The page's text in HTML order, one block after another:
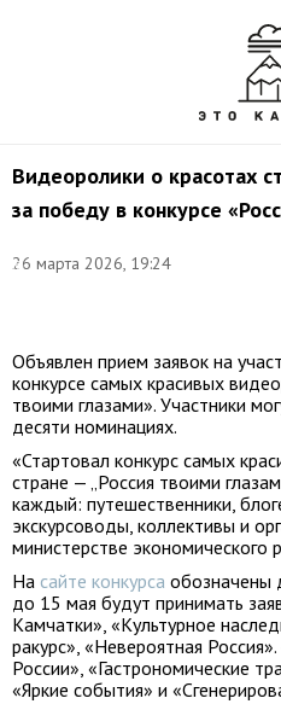
Видеоролики о красотах
за победу в конкурсе
26 марта 2026, 19:24
©
Объявлен прием заявок на
конкурсе самых красивых
твоими глазами». Участники
десяти номинациях.
«Стартовал конкурс самых
стране — „Россия твоими
каждый: путешественники,
экскурсоводы, коллективы и
министерстве экономического
На сайте конкурса обозначены
до 15 мая будут принимать
Камчатки», «Культурное
ракурс», «Невероятная
России», «Гастрономические
«Яркие события» и